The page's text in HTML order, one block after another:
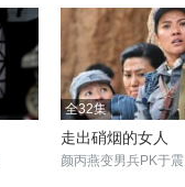
全32集
走出硝烟的女人
颜丙燕变男兵PK于震